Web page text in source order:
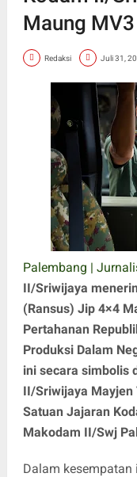
Maung
Redaksi Juli 31,
Palembang |
II/Sriwijaya
(Ransus) Jip 4×4
Pertahanan
Produksi Dalam
ini secara simbolis
II/Sriwijaya Mayjen
Satuan Jajaran
Makodam II/Swj
Dalam kesempatan